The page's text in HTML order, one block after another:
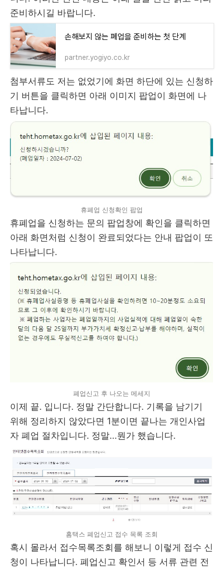
준비하시길 바랍니다.
손해보지 않는 폐업을 준비하는 첫 단계
partner.yogiyo.co.kr
첨부서류도 저는 없었기에 화면 하단에 있는 신청하
기 버튼을 클릭하면 아래 이미지 팝업이 화면에 나
타납니다.
휴폐업 신청확인 팝업
휴폐업을 신청하는 문의 팝업창에 확인을 클릭하면
아래 화면처럼 신청이 완료되었다는 안내 팝업이 또
나타납니다.
폐업신고 후 나오는 메세지
이제 끝. 입니다. 정말 간단합니다. 기록을 남기기
위해 정리하지 않았다면 1분이면 끝나는 개인사업
자 폐업 절차입니다. 정말...뭔가 했습니다.
홈택스 폐업신고 접수 목록 조회
혹시 몰라서 접수목록조회를 해보니 이렇게 접수 신
청이 나타납니다. 폐업신고 확인서 등 서류 관련 전